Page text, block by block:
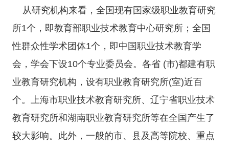
从研究机构来看，全国现有国家级职业教育研究
所1个，即教育部职业技术教育中心研究所；全国
性群众性学术团体1个，即中国职业技术教育学
会，学会下设10个专业委员会。各省 (市)都建有职
业教育研究机构，设有职业教育研究所(室)近百
个。上海市职业技术教育研究所、辽宁省职业技术
教育研究所和湖南职业教育研究所等在全国产生了
较大影响。此外，一般的市、县及高等院校、重点